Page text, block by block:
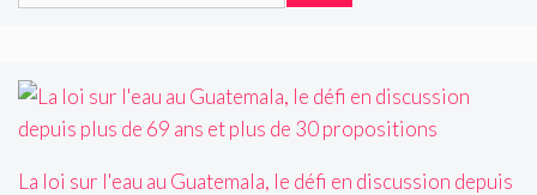
La loi sur l'eau au Guatemala, le défi en discussion depuis